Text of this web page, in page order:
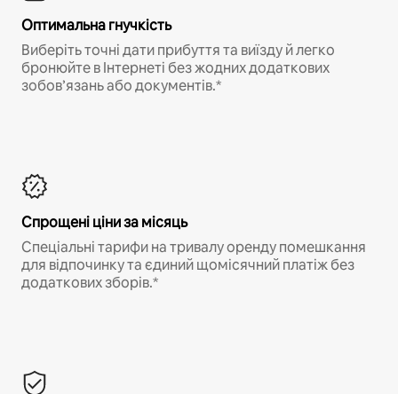
Оптимальна гнучкість
Виберіть точні дати прибуття та виїзду й легко
бронюйте в Інтернеті без жодних додаткових
зобов’язань або документів.*
Спрощені ціни за місяць
Спеціальні тарифи на тривалу оренду помешкання
для відпочинку та єдиний щомісячний платіж без
додаткових зборів.*